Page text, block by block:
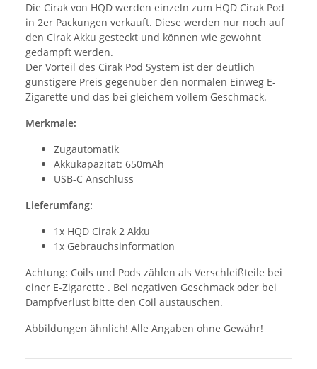
Die Cirak von HQD werden einzeln zum HQD Cirak Pod
in 2er Packungen verkauft. Diese werden nur noch auf
den Cirak Akku gesteckt und können wie gewohnt
gedampft werden.
Der Vorteil des Cirak Pod System ist der deutlich
günstigere Preis gegenüber den normalen Einweg E-
Zigarette und das bei gleichem vollem Geschmack.
Merkmale:
Zugautomatik
Akkukapazität: 650mAh
USB-C Anschluss
Lieferumfang:
1x HQD Cirak 2 Akku
1x Gebrauchsinformation
Achtung: Coils und Pods zählen als Verschleißteile bei
einer E-Zigarette . Bei negativen Geschmack oder bei
Dampfverlust bitte den Coil austauschen.
Abbildungen ähnlich! Alle Angaben ohne Gewähr!